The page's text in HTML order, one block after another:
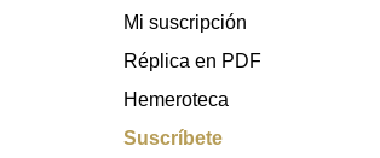
Mi suscripción
Réplica en PDF
Hemeroteca
Suscríbete